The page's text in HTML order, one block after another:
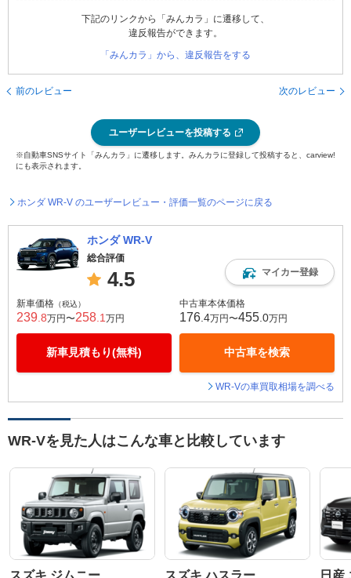
下記のリンクから「みんカラ」に遷移して、
違反報告ができます。
「みんカラ」から、違反報告をする
前のレビュー 次のレビュー
ユーザーレビューを投稿する
※自動車SNSサイト「みんカラ」に遷移します。みんカラに登録して投稿すると、carview!
にも表示されます。
ホンダ WR-V のユーザーレビュー・評価一覧のページに戻る
ホンダ WR-V
総合評価
4.5 マイカー登録
新車価格 （税込）
239 .8万円〜258 .1 万円
新車見積もり(無料)
中古車本体価格
176 .4万円〜455 .0万円
中古車を検索
WR-Vの車買取相場を調べる
WR-Vを見た人はこんな車と比較しています